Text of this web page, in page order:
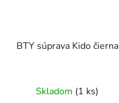
BTY súprava Kido čierna
hodnotenie
Skladom (1 ks)